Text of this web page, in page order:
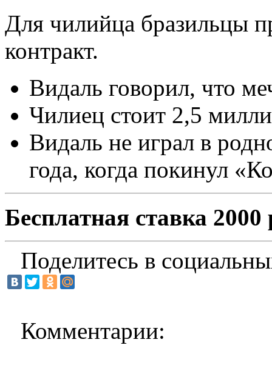
Для чилийца бразильцы
контракт.
Видаль говорил, что
Чилиец стоит 2,5
Видаль не играл в
года, когда покинул
Бесплатная ставка 2000
Поделитесь в
Комментарии: